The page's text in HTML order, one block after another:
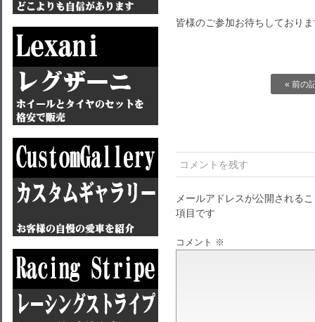
皆様のご参加お待ちしており
« 前の
コメントを残す
メールアドレスが公開される
項目です
コメント ※